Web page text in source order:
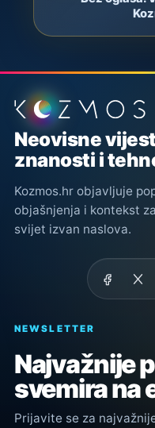
Podnožje stranice
Neovisne
znanosti i
Kozmos.hr objavljuje
objašnjenja i kontekst
svijet izvan naslova.
NEWSLETTER
Najvažnije
svemira na
Prijavite se za